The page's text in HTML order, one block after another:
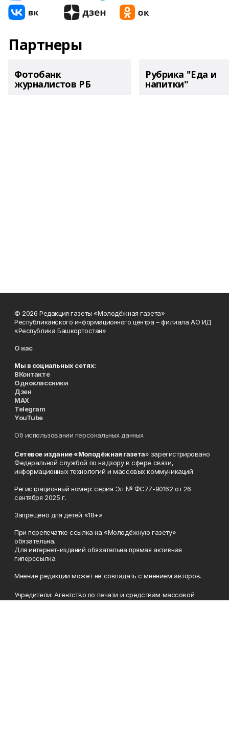
Партнеры
Фотобанк
журналистов РБ
Рубрика "Еда и
напитки"
© 2026 Редакция газеты «Молодёжная газета»
Республиканского информационного центра – филиала АО ИД
«Республика Башкортостан»
О нас
Мы в социальных сетях:
ВКонтакте
Одноклассники
Дзен
MAX
Telegram
YouTube
Об использовании персональных данных
Сетевое издание «Молодёжная газета» зарегистрировано
Федеральной службой по надзору в сфере связи,
информационных технологий и массовых коммуникаций
Регистрационный номер: серия Эл № ФС77-90162 от 26
сентября 2025 г.
Запрещено для детей «18+»
При перепечатке ссылка на «Молодёжную газету»
обязательна.
Для интернет-изданий обязательна прямая активная
гиперссылка.
Мнение редакции может не совпадать с мнением авторов.
Учредители: Агентство по печати и средствам массовой